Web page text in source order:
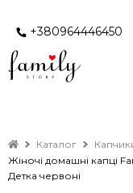
+380964446450
Каталог
Жіночі домашні капці
Детка червоні